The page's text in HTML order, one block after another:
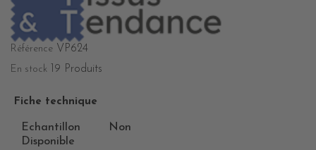
Référence VP624
En stock 19 Produits
Fiche technique
Echantillon
Disponible
Non